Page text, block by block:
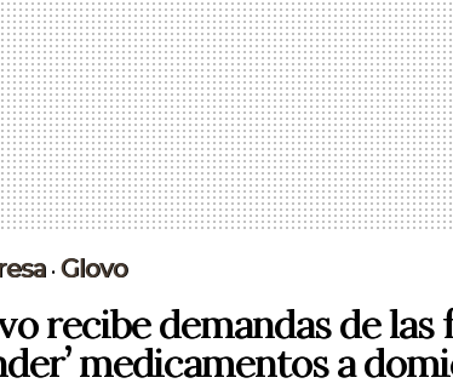
• Glovo
recibe demandas de las
medicamentos a